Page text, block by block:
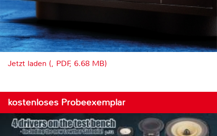
Jetzt laden (, PDF, 6.68 MB)
kostenloses Probeexemplar